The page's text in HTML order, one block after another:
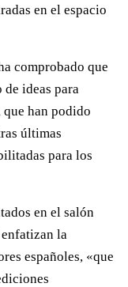
en el espacio
comprobado que
ideas para
han podido
últimas
para los
en el salón
la
españoles, «que